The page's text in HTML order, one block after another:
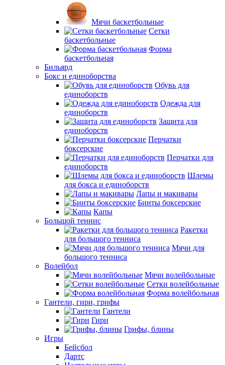
Мячи баскетбольные
Сетки
баскетбольные
Форма
баскетбольная
Бильярд
Бокс и единоборства
Обувь для
единоборств
Одежда для
единоборств
Защита для
единоборств
Перчатки
боксерские
Перчатки для
единоборств
Шлемы
для бокса и единоборств
Лапы и макивары
Бинты боксерские
Капы
Большой теннис
Ракетки
для большого тенниса
Мячи для
большого тенниса
Волейбол
Мячи волейбольные
Сетки волейбольные
Форма волейбольная
Гантели, гири, грифы
Гантели
Гири
Грифы, блины
Игры
Бейсбол
Дартс